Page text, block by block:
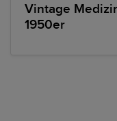
Vintage
1950er